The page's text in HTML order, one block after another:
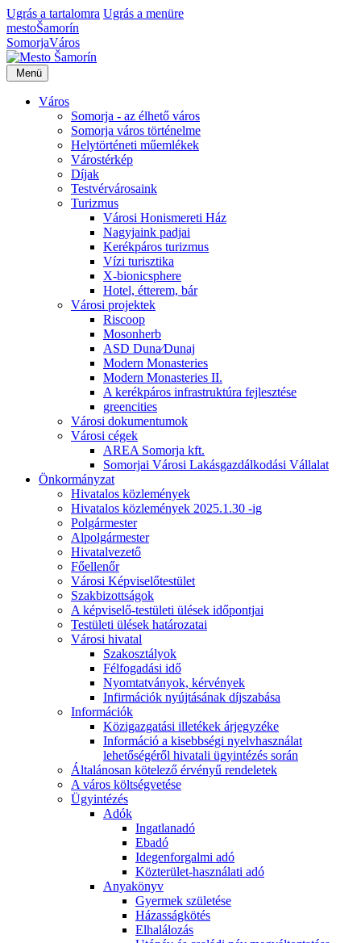
Ugrás a tartalomra Ugrás a menüre
mestoŠamorín
SomorjaVáros
Menü
Város
Somorja - az élhető város
Somorja város történelme
Helytörténeti műemlékek
Várostérkép
Díjak
Testvérvárosaink
Turizmus
Városi Honismereti Ház
Nagyjaink padjai
Kerékpáros turizmus
Vízi turisztika
X-bionicsphere
Hotel, étterem, bár
Városi projektek
Riscoop
Mosonherb
ASD Duna⁄Dunaj
Modern Monasteries
Modern Monasteries II.
A kerékpáros infrastruktúra fejlesztése
greencities
Városi dokumentumok
Városi cégek
AREA Somorja kft.
Somorjai Városi Lakásgazdálkodási Vállalat
Önkormányzat
Hivatalos közlemények
Hivatalos közlemények 2025.1.30 -ig
Polgármester
Alpolgármester
Hivatalvezető
Főellenőr
Városi Képviselőtestület
Szakbizottságok
A képviselő-testületi ülések időpontjai
Testületi ülések határozatai
Városi hivatal
Szakosztályok
Félfogadási idő
Nyomtatványok, kérvények
Infirmációk nyújtásának díjszabása
Információk
Közigazgatási illetékek árjegyzéke
Információ a kisebbségi nyelvhasználat
lehetőségéről hivatali ügyintézés során
Általánosan kötelező érvényű rendeletek
A város költségvetése
Ügyintézés
Adók
Ingatlanadó
Ebadó
Idegenforgalmi adó
Közterület-használati adó
Anyakönyv
Gyermek születése
Házasságkötés
Elhalálozás